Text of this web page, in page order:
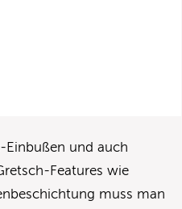
Einbußen und auch
Features wie
muss man